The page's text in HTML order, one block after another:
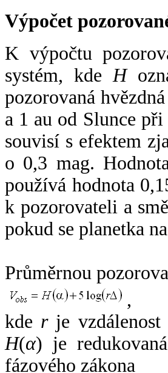
Výpočet
K výpočtu
systém, kde H
pozorovaná
a 1 au od Slunce
souvisí s efektem
o 0,3 mag. Hodnota
používá hodnota
k pozorovateli a
pokud se planetka
Průměrnou
,
kde rje vzdálenost
H(α) je
fázového zákona